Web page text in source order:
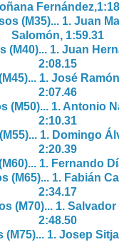
(M35)... 1. Juan
Salomón, 1:59.31
(M40)... 1. Juan
2:08.15
1. José
2:07.46
(M50)... 1. Antonio
2:10.31
1. Domingo
2:20.39
1. Fernando
(M65)... 1. Fabián
2:34.17
(M70)... 1. Salvador
2:48.50
(M75)... 1. Josep